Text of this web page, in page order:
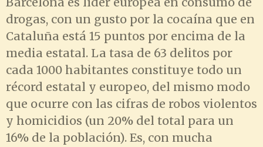
drogas, con un gusto por la cocaína que en
Cataluña está 15 puntos por encima de la
media estatal. La tasa de 63 delitos por
cada 1000 habitantes constituye todo un
récord estatal y europeo, del mismo modo
que ocurre con las cifras de robos violentos
y homicidios (un 20% del total para un
16% de la población). Es, con mucha